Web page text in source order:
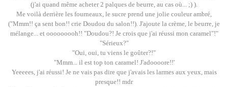
(j'ai quand même acheter 2 palques de beurre, au cas où... ;) ).
Me voilà derrière les fourneaux, le sucre prend une jolie couleur ambré,
("Mmm!! ça sent bon!! crie Doudou du salon!!). J'ajoute la crème, le beurre, je
mélange... et ooooooooh!! "Doudou?! Je crois que j'ai réussi mon caramel"!"
"Sérieux?"
"Oui, oui, tu viens le goûter?!"
"Mmm... il est top ton caramel! J'adoooore!!'
Yeeeees, j'ai réussi! Je ne vais pas dire que j'avais les larmes aux yeux, mais
presque!! mdr